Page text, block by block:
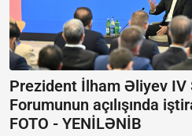
Prezident İlham Əliyev IV
Forumunun açılışında
FOTO - YENİLƏNİB